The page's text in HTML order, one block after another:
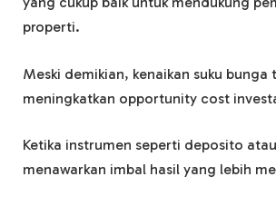
properti.
Meski demikian, kenaikan suku bunga
meningkatkan opportunity cost
Ketika instrumen seperti deposito
menawarkan imbal hasil yang lebih